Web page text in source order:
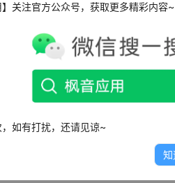
游戏乐趣。在跑酷的过程中玩家
程中还需要在收集各种道具金币
关注官方公众号，获取更多精彩内容~
如有打扰，还请见谅~
知